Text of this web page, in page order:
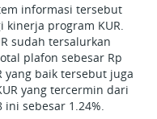
informasi tersebut
program KUR.
sudah tersalurkan
plafon sebesar Rp
yang baik tersebut juga
yang tercermin dari
sebesar 1.24%.